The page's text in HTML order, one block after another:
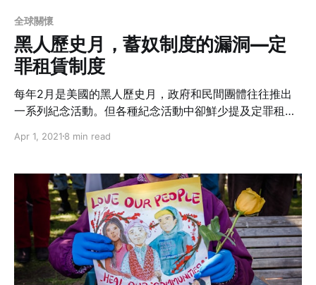
全球關懷
黑人歷史月，蓄奴制度的漏洞—定
罪租賃制度
每年2月是美國的黑人歷史月，政府和民間團體往往推出
一系列紀念活動。但各種紀念活動中卻鮮少提及定罪租賃
度，又或者是奴隸制度的殘餘的制度。今天想和大家一起
Apr 1, 2021 8 min read